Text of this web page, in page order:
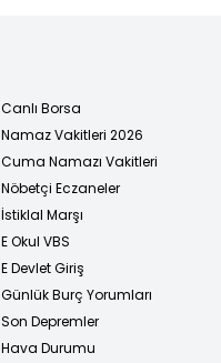
Canlı Borsa
Namaz Vakitleri 2026
Cuma Namazı Vakitleri
Nöbetçi Eczaneler
İstiklal Marşı
E Okul VBS
E Devlet Giriş
Günlük Burç Yorumları
Son Depremler
Hava Durumu